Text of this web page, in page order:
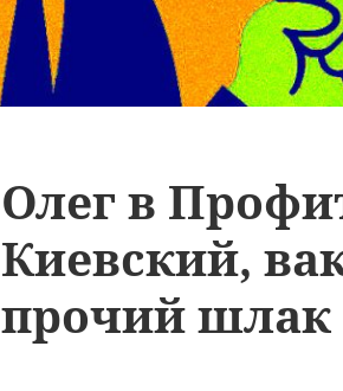
Олег в
Киевский,
прочий шлак